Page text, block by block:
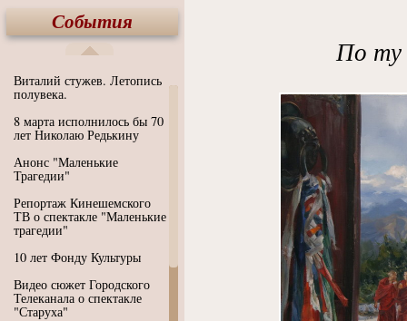
События
Виталий стужев. Летопись
полувека.
8 марта исполнилось бы 70
лет Николаю Редькину
Анонс "Маленькие
Трагедии"
Репортаж Кинешемского
ТВ о спектакле "Маленькие
трагедии"
10 лет Фонду Культуры
Видео сюжет Городского
Телеканала о спектакле
"Старуха"
По ту